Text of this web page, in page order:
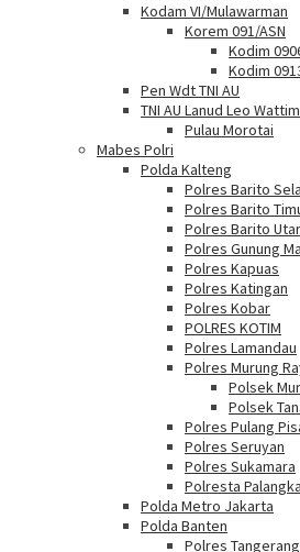
Kodam VI/Mulawarman
Korem 091/ASN
Kodim
Kodim
Pen Wdt TNI AU
TNI AU Lanud Leo
Pulau Morotai
Mabes Polri
Polda Kalteng
Polres Barito
Polres Barito
Polres Barito
Polres Gunung
Polres Kapuas
Polres Katingan
Polres Kobar
POLRES KOTIM
Polres Lamandau
Polres Murung
Polsek
Polsek
Polres Pulang
Polres Seruyan
Polres Sukamara
Polresta
Polda Metro Jakarta
Polda Banten
Polres